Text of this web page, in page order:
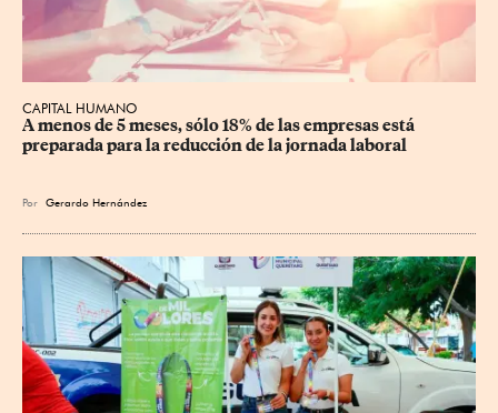
CAPITAL HUMANO
A menos de 5 meses, sólo 18% de las empresas está
preparada para la reducción de la jornada laboral
Por Gerardo Hernández